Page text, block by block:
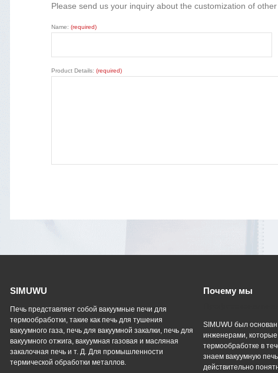
Please send us your inquiry about the customization of
Name: (required)
Product Details: (required)
SIMUWU
Печь представляет собой вакуумные печи для
термообработки, такие как печь для тушения
вакуумного газа, печь для вакуумной закалки, печь для
вакуумного отжига, вакуумная газовая и масляная
закалочная печь и т. Д. Для промышленности
термической обработки металлов.
Почему мы
SIMUWU был
инженерами, которые
термообработке в
знаем вакуумную
действительно